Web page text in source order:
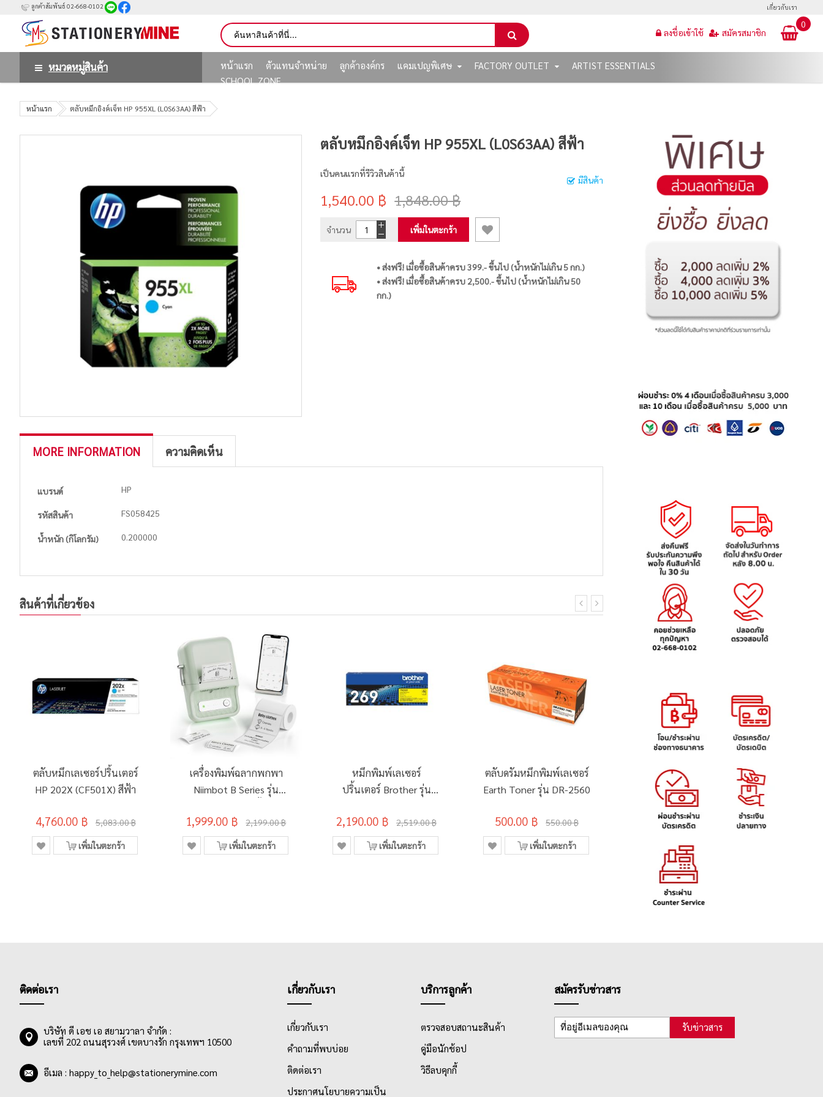
ลูกค้าสัมพันธ์ 02-668-0102 เกี่ยวกับเรา
0
ลงชื่อเข้าใช้ สมัครสมาชิก
หมวดหมู่สินค้า หน้าแรก ตัวแทนจำหน่าย ลูกค้าองค์กร แคมเปญพิเศษ FACTORY OUTLET
ARTIST ESSENTIALS
SCHOOL ZONE
หน้าแรก ตลับหมึกอิงค์เจ็ท HP 955XL (L0S63AA) สีฟ้า
ตลับหมึกอิงค์เจ็ท HP 955XL (L0S63AA) สีฟ้า
มีสินค้า
เป็นคนแรกที่รีวิวสินค้านี้
1,540.00 ฿ 1,848.00 ฿
จำนวน เพิ่มในตะกร้า
• ส่งฟรี! เมื่อซื้อสินค้าครบ 399.- ขึ้นไป (น้ำหนักไม่เกิน 5 กก.)
• ส่งฟรี! เมื่อซื้อสินค้าครบ 2,500.- ขึ้นไป (น้ำหนักไม่เกิน 50
กก.)
MORE INFORMATION ความคิดเห็น
แบรนด์ HP
รหัสสินค้า FS058425
น้ำหนัก (กิโลกรัม) 0.200000
สินค้าที่เกี่ยวข้อง
ตลับหมึกเลเซอร์ปริ้นเตอร์
HP 202X (CF501X) สีฟ้า
4,760.00 ฿ 5,083.00 ฿
เพิ่มในตะกร้า
เครื่องพิมพ์ฉลากพกพา
Niimbot B Series รุ่น
1,999.00 ฿ 2,199.00 ฿
เพิ่มในตะกร้า
หมึกพิมพ์เลเซอร์
ปริ้นเตอร์ Brother รุ่น
2,190.00 ฿ 2,519.00 ฿
เพิ่มในตะกร้า
ตลับดรัมหมึกพิมพ์เลเซอร์
Earth Toner รุ่น DR-2560
500.00 ฿ 550.00 ฿
เพิ่มในตะกร้า
ตลับหมึกอิงค์เจ็ท HP
975X (L0S03AA) สีม่วง
แดง
6,600.00 ฿ 7,464.00 ฿
เพิ่มในตะกร้า
ติดต่อเรา
บริษัท ดี เอช เอ สยามวาลา จำกัด :
เลขที่ 202 ถนนสุรวงศ์ เขตบางรัก กรุงเทพฯ 10500
อีเมล : happy_to_help@stationerymine.com
เกี่ยวกับเรา
เกี่ยวกับเรา
คำถามที่พบบ่อย
ติดต่อเรา
ประกาศนโยบายความเป็น
บริการลูกค้า
ตรวจสอบสถานะสินค้า
คู่มือนักช้อป
วิธีลบคุกกี้
สมัครรับข่าวสาร
รับข่าวสาร